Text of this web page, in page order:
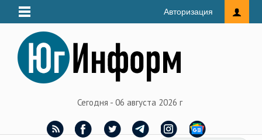
Авторизация
Сегодня - 06 августа 2026 г